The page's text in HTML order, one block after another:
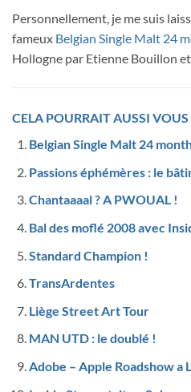
Personnellement, je me suis
fameux Belgian Single Malt 24
Hollogne par Etienne Bouillon
CELA POURRAIT AUSSI VOUS
Belgian Single Malt 24
Passions éphémères : le
Chantaaaal ? A PWOUAL !
Bal des moflé 2008 avec
Standard Champion !
TransArdentes
Liège Street Art Tour
MAN UTD : le doublé !
Adobe – Apple Roadshow a